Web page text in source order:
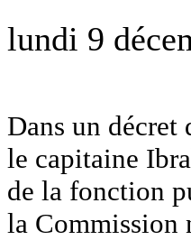
lundi 9
Dans un décret
le capitaine
de la fonction
la Commission